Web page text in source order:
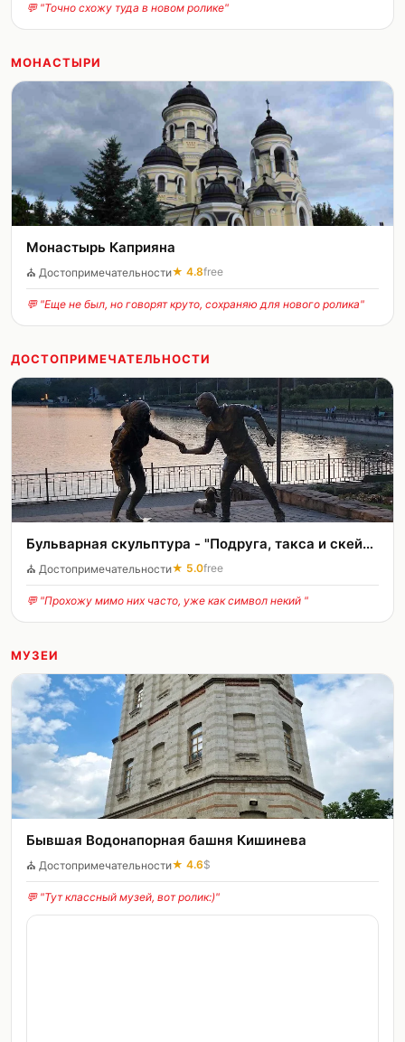
💬 "Точно схожу туда в новом ролике"
МОНАСТЫРИ
Монастырь Каприяна
⛪ Достопримечательности★ 4.8free
💬 "Еще не был, но говорят круто, сохраняю для нового ролика"
ДОСТОПРИМЕЧАТЕЛЬНОСТИ
Бульварная скульптура - "Подруга, такса и скейтборд"
⛪ Достопримечательности★ 5.0free
💬 "Прохожу мимо них часто, уже как символ некий "
МУЗЕИ
Бывшая Водонапорная башня Кишинева
⛪ Достопримечательности★ 4.6$
💬 "Тут классный музей, вот ролик:)"